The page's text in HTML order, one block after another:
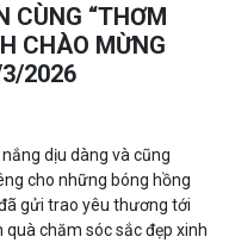
CÙNG “THƠM
CHÀO MỪNG
3/2026
dịu dàng và cũng
cho những bóng hồng
gửi trao yêu thương tới
chăm sóc sắc đẹp xinh